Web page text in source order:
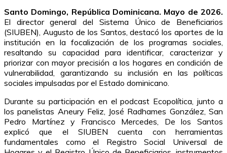
Santo Domingo, República Dominicana. Mayo de 2026.
El director general del Sistema Único de Beneficiarios
(SIUBEN), Augusto de los Santos, destacó los aportes de la
institución en la focalización de los programas sociales,
resaltando su capacidad para identificar, caracterizar y
priorizar con mayor precisión a los hogares en condición de
vulnerabilidad, garantizando su inclusión en las políticas
sociales impulsadas por el Estado dominicano.
Durante su participación en el podcast Ecopolítica, junto a
los panelistas Aneury Feliz, José Radhames González, San
Pedro Martínez y Francisco Mercedes, De los Santos
explicó que el SIUBEN cuenta con herramientas
fundamentales como el Registro Social Universal de